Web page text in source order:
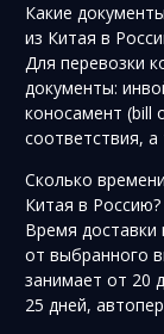
Какие
из Китая в
Для перевозки
документы:
коносамент (bill
соответствия,
Сколько
Китая в Россию?
Время доставки
от выбранного
занимает от 20
25 дней,